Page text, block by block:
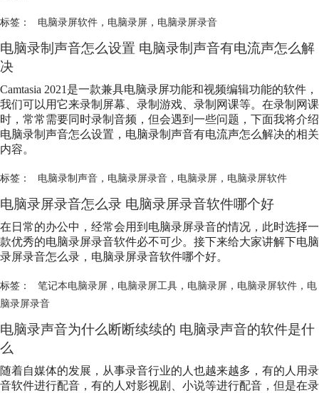
标签： 电脑录屏软件， 电脑录屏， 电脑录屏录音
电脑录制声音怎么设置 电脑录制声音有电流声怎么解
决
Camtasia 2021是一款兼具电脑录屏功能和视频编辑功能的软件，
我们可以用它来录制屏幕、录制游戏、录制网课等。在录制网课
时，常常需要同时录制音频，但会遇到一些问题，下面我将介绍
电脑录制声音怎么设置，电脑录制声音有电流声怎么解决的相关
内容。
标签： 电脑录制声音， 电脑录屏录音， 电脑录屏， 电脑录屏软件
电脑录屏录音怎么录 电脑录屏录音软件哪个好
在日常的办公中，经常会用到电脑录屏录音的情况，此时选择一
款优秀的电脑录屏录音软件必不可少。接下来给大家讲解下电脑
录屏录音怎么录，电脑录屏录音软件哪个好。
标签： 笔记本电脑录屏， 电脑录屏工具， 电脑录屏， 电脑录屏软件， 电
脑录屏录音
电脑录声音为什么断断续续的 电脑录声音的软件是什
么
随着自媒体的发展，从事录音行业的人也越来越多，有的人用录
音软件进行配音，有的人对影视剧、小说等进行配音，但是在录